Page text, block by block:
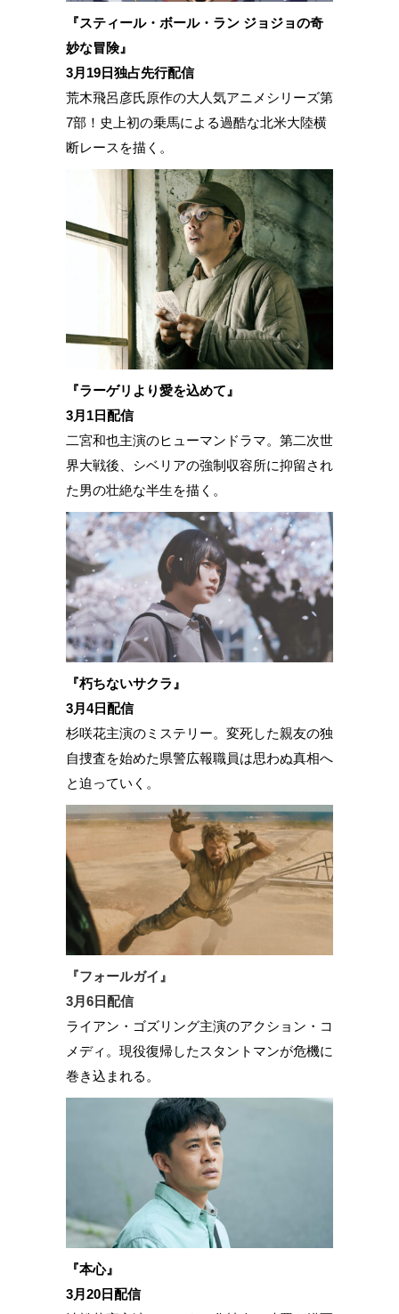
『スティール・ボール・ラン ジョジョの奇
妙な冒険』
3月19日独占先行配信
荒木飛呂彦氏原作の大人気アニメシリーズ第
7部！史上初の乗馬による過酷な北米大陸横
断レースを描く。
『ラーゲリより愛を込めて』
3月1日配信
二宮和也主演のヒューマンドラマ。第二次世
界大戦後、シベリアの強制収容所に抑留され
た男の壮絶な半生を描く。
『朽ちないサクラ』
3月4日配信
杉咲花主演のミステリー。変死した親友の独
自捜査を始めた県警広報職員は思わぬ真相へ
と迫っていく。
『フォールガイ』
3月6日配信
ライアン・ゴズリング主演のアクション・コ
メディ。現役復帰したスタントマンが危機に
巻き込まれる。
『本心』
3月20日配信